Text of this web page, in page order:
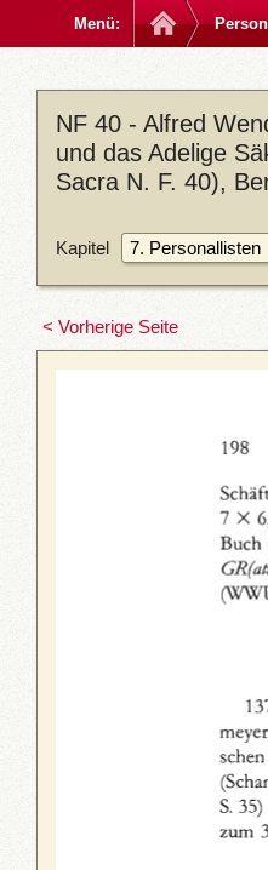
Menü:
NF 40 - Alfred
und das Adelige
Sacra N. F. 40),
Kapitel
< Vorherige Seite